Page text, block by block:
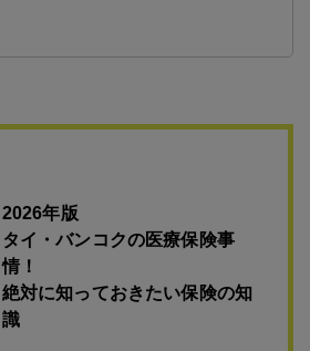
2026年版
タイ・バンコクの医療保険事
情！
絶対に知っておきたい保険の知
識